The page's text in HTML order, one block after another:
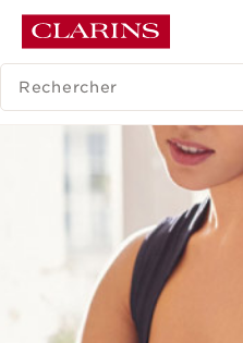
ALLER AU CONTENU
ALLER AU PIED DE PAGE
HISTORIQUE DES RECHERCHES